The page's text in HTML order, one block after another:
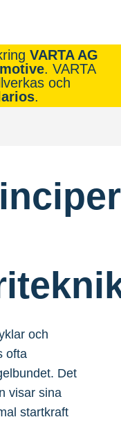
VARTA AG
. VARTA
och
.
och
ofta
Det
visar sina
startkraft